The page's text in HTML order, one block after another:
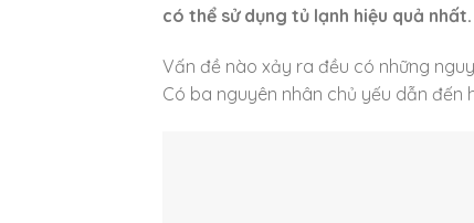
có thể sử dụng tủ lạnh hiệu quả nhất.
Vấn đề nào xảy ra đều có những
Có ba nguyên nhân chủ yếu dẫn đến